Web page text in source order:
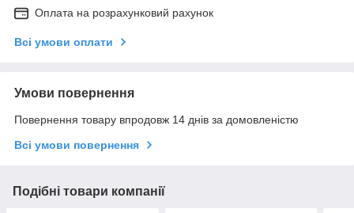
Оплата на розрахунковий рахунок
Всі умови оплати
Умови повернення
Повернення товару впродовж 14 днів за домовленістю
Всі умови повернення
Подібні товари компанії